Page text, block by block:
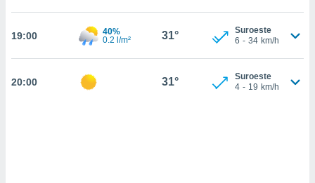
nuestra
19:00
40%
0.2 l/m²
31°
Suroeste
6 - 34 km/h
20:00 31°
Suroeste
4 - 19 km/h